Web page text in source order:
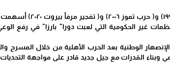
-المساعدات الإنسانية والتنموية: التي قدمتها الدول المانحة في لبنان ( الحرب
غير الحكومية التي لعبت دورا" بارزا" في رفع
الوطنية بعد الحرب الأهلية من خلال المسرح
وبناء القدرات مع جيل جديد قادر على مواجهة التحديات